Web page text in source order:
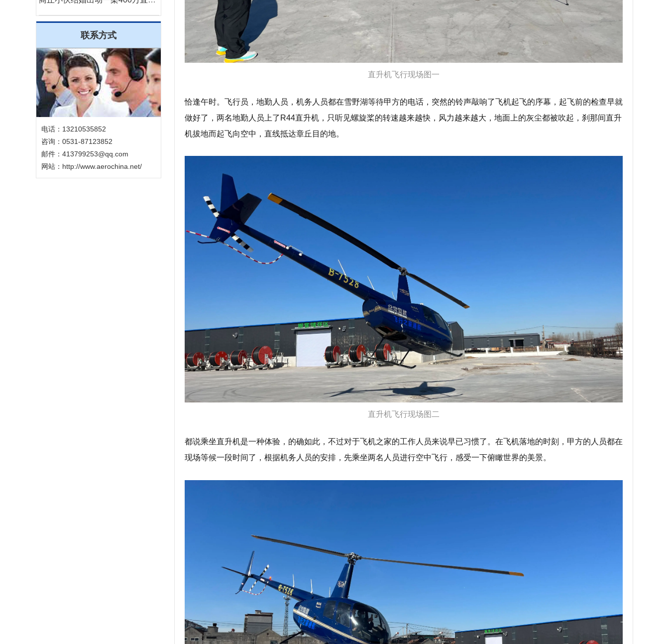
联系方式
电话：13210535852
咨询：0531-87123852
邮件：413799253@qq.com
网站： http://www.aerochina.net/
直升机飞行现场图一
恰逢午时。飞行员，地勤人员，机务人员都在雪野湖等待甲方的电话，突然的铃声敲响了飞机起飞的序幕，起飞前的检查早就
做好了，两名地勤人员上了R44直升机，只听见螺旋桨的转速越来越快，风力越来越大，地面上的灰尘都被吹起，刹那间直升
机拔地而起飞向空中，直线抵达章丘目的地。
直升机飞行现场图二
都说乘坐直升机是一种体验，的确如此，不过对于飞机之家的工作人员来说早已习惯了。在飞机落地的时刻，甲方的人员都在
现场等候一段时间了，根据机务人员的安排，先乘坐两名人员进行空中飞行，感受一下俯瞰世界的美景。